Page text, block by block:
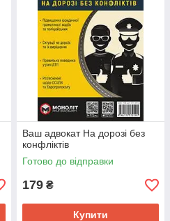
Ваш адвокат На дорозі без
конфліктів
Готово до відправки
179 ₴
Купити